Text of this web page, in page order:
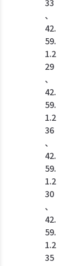
33
、
42.
59.
1.2
29
、
42.
59.
1.2
36
、
42.
59.
1.2
30
、
42.
59.
1.2
35